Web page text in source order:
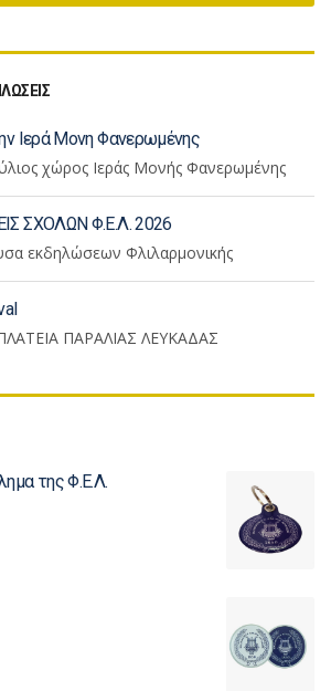
Ιερά Μονη Φανερωμένης
χώρος Ιεράς Μονής Φανερωμένης
ΣΧΟΛΩΝ Φ.Ε.Λ. 2026
εκδηλώσεων Φλιλαρμονικής
ΠΑΡΑΛΙΑΣ ΛΕΥΚΑΔΑΣ
της Φ.Ε.Λ.